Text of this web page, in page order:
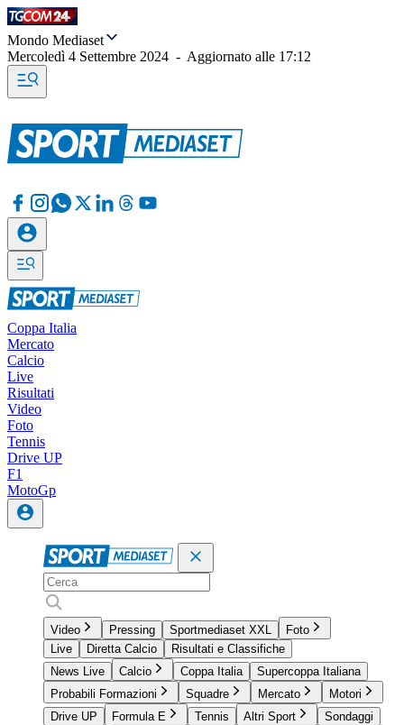
Mondo Mediaset
Mercoledì 4 Settembre 2024 - Aggiornato alle 17:12
Coppa Italia
Mercato
Calcio
Live
Risultati
Video
Foto
Tennis
Drive UP
F1
MotoGp
Video Pressing Sportmediaset XXL
Foto
Live
Diretta Calcio
Risultati e Classifiche
News Live
Calcio Coppa Italia
Supercoppa Italiana
Probabili Formazioni
Squadre Mercato
Motori
Drive UP
Formula E Tennis Altri Sport
Sondaggi